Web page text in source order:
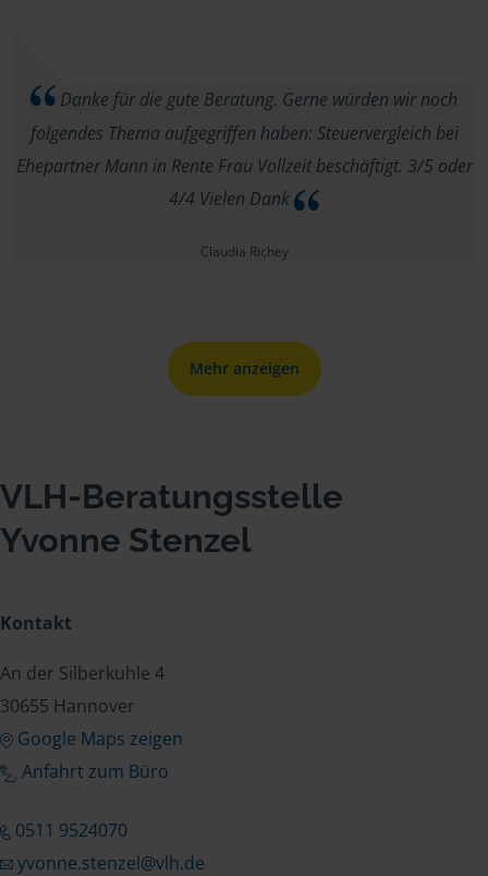
Danke für die gute Beratung. Gerne würden wir noch
folgendes Thema aufgegriffen haben: Steuervergleich bei
Ehepartner Mann in Rente Frau Vollzeit beschäftigt. 3/5 oder
4/4 Vielen Dank
Claudia Richey
Mehr anzeigen
VLH-Beratungsstelle
Yvonne Stenzel
Kontakt
An der Silberkuhle 4
30655 Hannover
Google Maps zeigen
Anfahrt zum Büro
0511 9524070
yvonne.stenzel@vlh.de